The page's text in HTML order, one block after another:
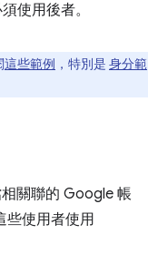
使用後者。
這些範例 ，特別是 身分範
關聯的 Google 帳
些使用者使用